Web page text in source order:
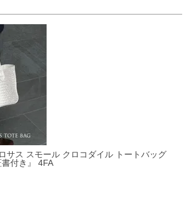
サス スモール クロコダイル トートバッグ
書付き』 4FA